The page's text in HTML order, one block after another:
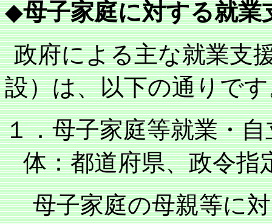
◆母子家庭に対する就業
政府による主な就業支
設）は、以下の通りで
１．母子家庭等就業・
体：都道府県、政令
母子家庭の母親等に